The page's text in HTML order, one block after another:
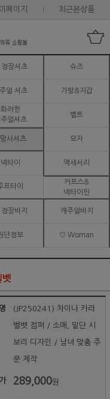
페이지 최근본상품
장셔츠 슈즈
얼 셔츠 가방&지갑
화려한
주얼셔츠
벨트
사셔츠 모자
넥타이 액세서리
프타이
커프스&
넥타이핀
장바지 캐주얼바지
단정보 ♡ Woman
벳
(JP250241) 차이나 카라
벨벳 점퍼 / 소매, 밑단 시
보리 디자인 / 남녀 맞춤 주
문 제작
289,000원